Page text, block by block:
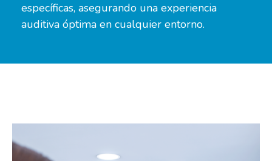
específicas, asegurando una experiencia
auditiva óptima en cualquier entorno.